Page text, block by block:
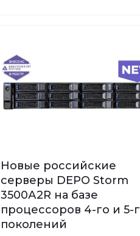
Новые российские
серверы DEPO Storm
3500А2R на базе
процессоров 4-го и 5-
поколений